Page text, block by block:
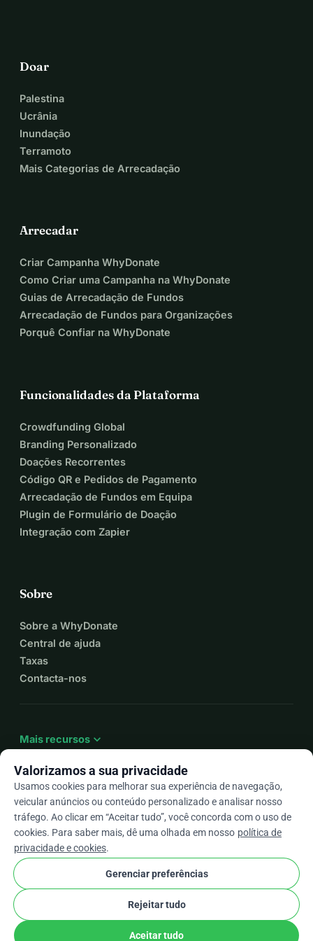
Doar
Palestina
Ucrânia
Inundação
Terramoto
Mais Categorias de Arrecadação
Arrecadar
Criar Campanha WhyDonate
Como Criar uma Campanha na WhyDonate
Guias de Arrecadação de Fundos
Arrecadação de Fundos para Organizações
Porquê Confiar na WhyDonate
Funcionalidades da Plataforma
Crowdfunding Global
Branding Personalizado
Doações Recorrentes
Código QR e Pedidos de Pagamento
Arrecadação de Fundos em Equipa
Plugin de Formulário de Doação
Integração com Zapier
Sobre
Sobre a WhyDonate
Central de ajuda
Taxas
Contacta-nos
Mais recursos expand_more
Ptarrow_drop_down
★★★★★4,9 / 5 com base em mais de 500 avaliações
WhyDonate Privacidade e cookies
Termos e condições
Configurações de Cookies
stripe checkParceiro Verificado
Valorizamos a sua privacidade
Usamos cookies para melhorar sua experiência de navegação,
veicular anúncios ou conteúdo personalizado e analisar nosso
tráfego. Ao clicar em “Aceitar tudo”, você concorda com o uso de
cookies. Para saber mais, dê uma olhada em nosso política de
privacidade e cookies.
Gerenciar preferências
Rejeitar tudo
Aceitar tudo